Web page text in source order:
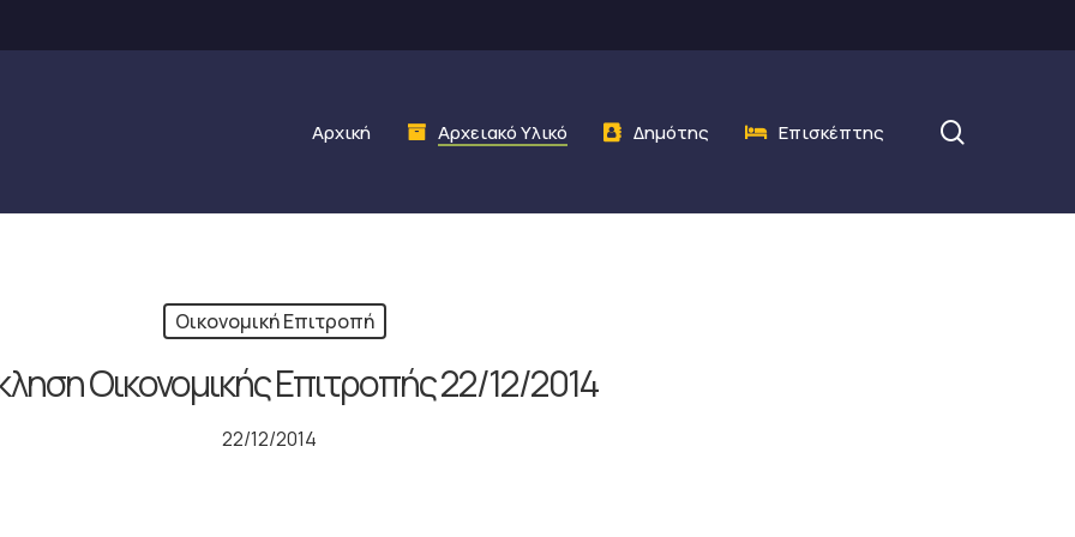
Αρχική Αρχειακό Υλικό Δημότης Επισκέπτης
Οικονομική Επιτροπή
Οικονομικής Επιτροπής 22/12/2014
22/12/2014